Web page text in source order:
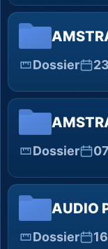
Dossier
Dossier
AUDIO
Dossier